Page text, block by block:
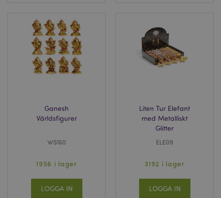
Ganesh
Världsfigurer
WS160
1956 i lager
LOGGA IN
Liten Tur Elefant
med Metalliskt
Glitter
ELE09
3192 i lager
LOGGA IN